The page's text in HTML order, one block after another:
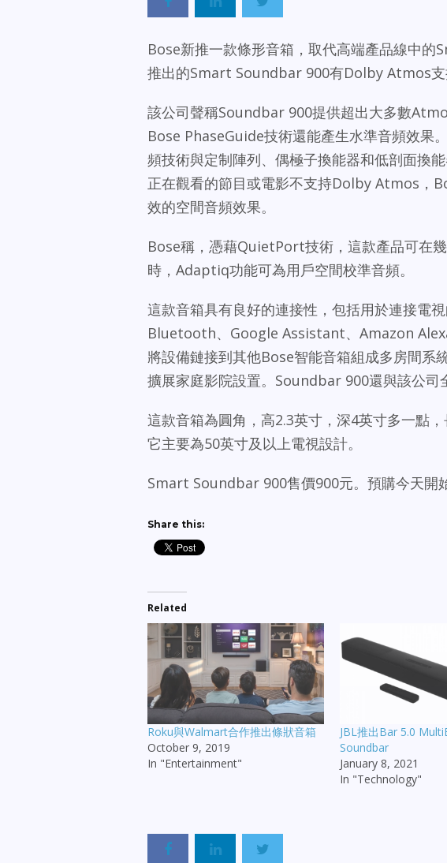
Bose新推一款條形音箱，取代高端產品線中
推出的Smart Soundbar 900有Dolby Atmos支
該公司聲稱Soundbar 900提供超出大多數
Bose PhaseGuide技術還能產生水準音頻效果
頻技術與定制陣列、偶極子換能器和低剖面換
正在觀看的節目或電影不支持Dolby Atmos，
效的空間音頻效果。
Bose稱，憑藉QuietPort技術，這款產品可在
時，Adaptiq功能可為用戶空間校準音頻。
這款音箱具有良好的連接性，包括用於連接電視
Bluetooth、Google Assistant、Amazon
將設備鏈接到其他Bose智能音箱組成多房間系
擴展家庭影院設置。Soundbar 900還與該公
這款音箱為圓角，高2.3英寸，深4英寸多一點
它主要為50英寸及以上電視設計。
Smart Soundbar 900售價900元。預購今天開
Share this:
Related
Roku與Walmart合作推出條狀音箱
October 9, 2019
In "Entertainment"
JBL推出Bar 5.0
Soundbar
January 8, 2021
In "Technology"